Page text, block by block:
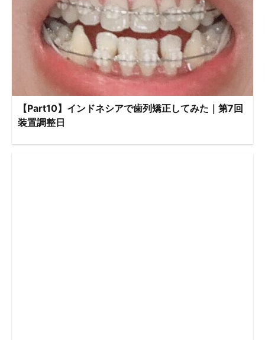
【Part10】インドネシアで歯列矯正してみた｜第7回
装置調整日